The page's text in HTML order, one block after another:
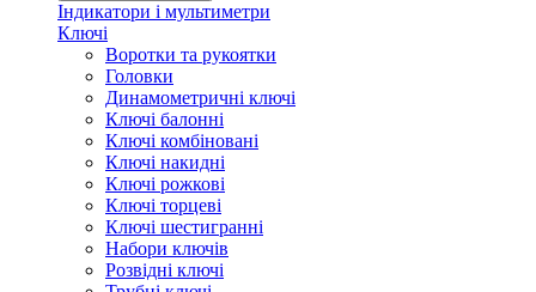
Індикатори і мультиметри
Ключі
Воротки та рукоятки
Головки
Динамометричні ключі
Ключі балонні
Ключі комбіновані
Ключі накидні
Ключі рожкові
Ключі торцеві
Ключі шестигранні
Набори ключів
Розвідні ключі